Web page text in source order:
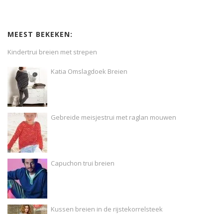
MEEST BEKEKEN:
Kindertrui breien met strepen
Katia Omslagdoek Breien
Gebreide meisjestrui met raglan mouwen
Capuchon trui breien
Kussen breien in de rijstekorrelsteek